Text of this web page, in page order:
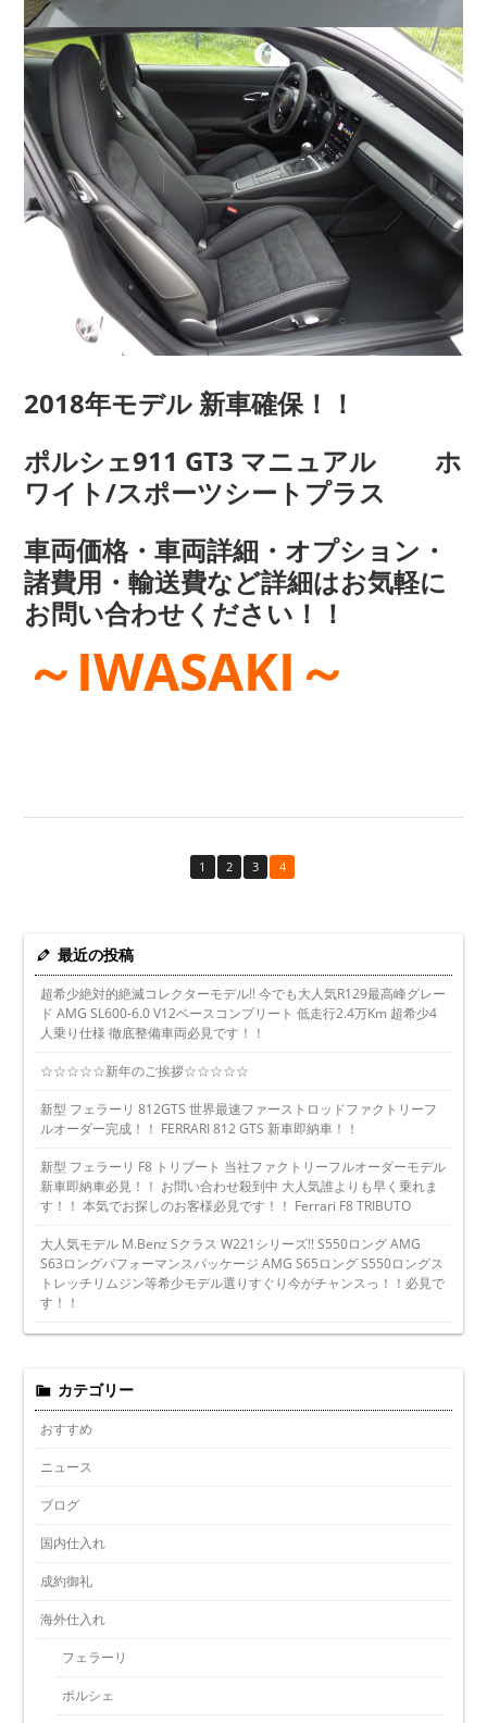
2018年モデル 新車確保！！
ポルシェ911 GT3 マニュアル ホ
ワイト/スポーツシートプラス
車両価格・車両詳細・オプション・
諸費用・輸送費など詳細はお気軽に
お問い合わせください！！
～IWASAKI～
1 2 3 4
最近の投稿
超希少絶対的絶滅コレクターモデル!! 今でも大人気R129最高峰グレー
ド AMG SL600-6.0 V12ベースコンプリート 低走行2.4万Km 超希少4
人乗り仕様 徹底整備車両必見です！！
☆☆☆☆☆新年のご挨拶☆☆☆☆☆
新型 フェラーリ 812GTS 世界最速ファーストロッドファクトリーフ
ルオーダー完成！！ FERRARI 812 GTS 新車即納車！！
新型 フェラーリ F8 トリブート 当社ファクトリーフルオーダーモデル
新車即納車必見！！ お問い合わせ殺到中 大人気誰よりも早く乗れま
す！！ 本気でお探しのお客様必見です！！ Ferrari F8 TRIBUTO
大人気モデル M.Benz Sクラス W221シリーズ!! S550ロング AMG
S63ロングパフォーマンスパッケージ AMG S65ロング S550ロングス
トレッチリムジン等希少モデル選りすぐり今がチャンスっ！！必見で
す！！
カテゴリー
おすすめ
ニュース
ブログ
国内仕入れ
成約御礼
海外仕入れ
フェラーリ
ポルシェ